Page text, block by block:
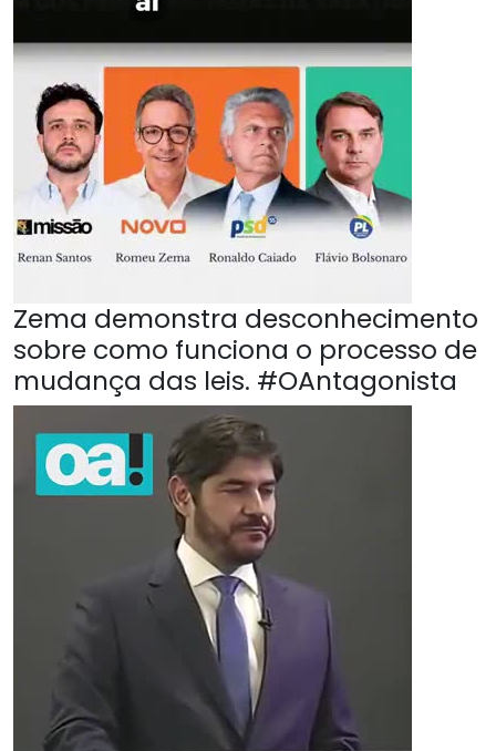
Zema demonstra desconhecimento
sobre como funciona o processo de
mudança das leis. #OAntagonista